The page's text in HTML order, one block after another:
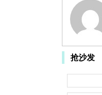
抢沙发